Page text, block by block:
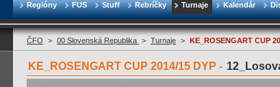
Regióny FUS Stuff Rebríčky Turnaje Kalendár
ČFO > 00 Slovenská Republika > Turnaje > KE_ROSENGART CUP
KE_ROSENGART CUP 2014/15 DYP -